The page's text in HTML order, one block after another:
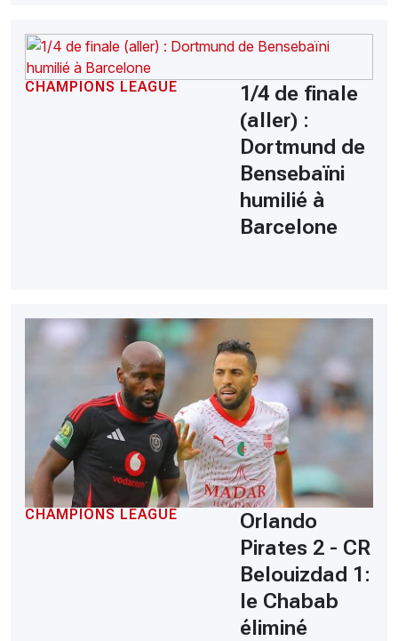
CHAMPIONS LEAGUE
1/4 de finale
(aller) :
Dortmund de
Bensebaïni
humilié à
Barcelone
CHAMPIONS LEAGUE
Orlando
Pirates 2 - CR
Belouizdad 1:
le Chabab
éliminé